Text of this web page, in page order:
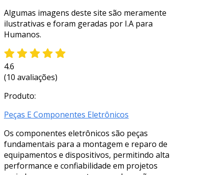
Algumas imagens deste site são meramente
ilustrativas e foram geradas por I.A para
Humanos.
4.6
(10 avaliações)
Produto:
Peças E Componentes Eletrônicos
Os componentes eletrônicos são peças
fundamentais para a montagem e reparo de
equipamentos e dispositivos, permitindo alta
performance e confiabilidade em projetos